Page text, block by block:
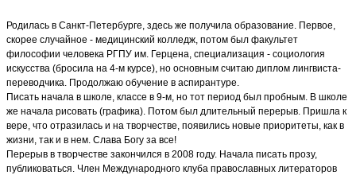
Родилась в Санкт-Петербурге, здесь же получила образование. Первое,
скорее случайное - медицинский колледж, потом был факультет
философии человека РГПУ им. Герцена, специализация - социология
искусства (бросила на 4-м курсе), но основным считаю диплом лингвиста-
переводчика. Продолжаю обучение в аспирантуре.
Писать начала в школе, классе в 9-м, но тот период был пробным. В школе
же начала рисовать (графика). Потом был длительный перерыв. Пришла к
вере, что отразилась и на творчестве, появились новые приоритеты, как в
жизни, так и в нем. Слава Богу за все!
Перерыв в творчестве закончился в 2008 году. Начала писать прозу,
публиковаться. Член Международного клуба православных литераторов